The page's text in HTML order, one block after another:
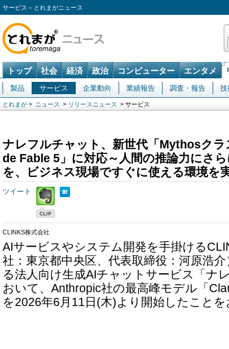
サービス – とれまがニュース
トップ 社会 経済 政治 コンピューター エンタメ
製品 サービス 企業動向 業績報告 調査・報告 技
とれまが > ニュース > リリースニュース > サービス
ナレフルチャット、新世代「Mythosク
de Fable 5」に対応～人間の推論力にさ
を、ビジネス現場ですぐに使える環境を
ツイート
CLINKS株式会社
AIサービスやシステム開発を手掛ける
社：東京都中央区、代表取締役：河原浩
る法人向け生成AIチャットサービス「ナ
おいて、Anthropic社の最高峰モデル「
を2026年6月11日(木)より開始したこと